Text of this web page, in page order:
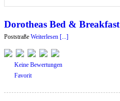
Dorotheas Bed & Breakfast
Poststraße Weiterlesen [...]
Keine Bewertungen
Favorit